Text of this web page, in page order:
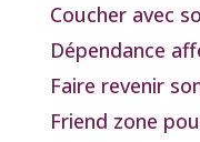
Coucher avec
Dépendance
Faire revenir
Friend zone